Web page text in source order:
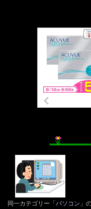
同一カテゴリー「パソコン 」